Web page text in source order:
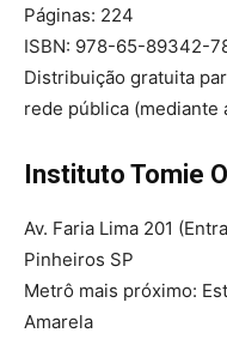
Páginas: 224
ISBN: 978-65-89342-
Distribuição gratuita
rede pública (mediante
Instituto Tomie
Av. Faria Lima 201
Pinheiros SP
Metrô mais próximo:
Amarela